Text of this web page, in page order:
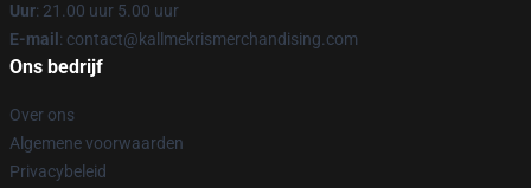
Uur: 21.00 uur 5.00 uur
E-mail : contact@kallmekrismerchandising.com
Ons bedrijf
Over ons
Algemene voorwaarden
Privacybeleid